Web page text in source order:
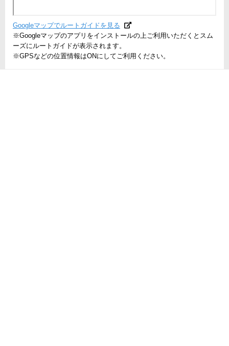
Googleマップでルートガイドを見る
※Googleマップのアプリをインストールの上ご利用いただくとスム
ーズにルートガイドが表示されます。
※GPSなどの位置情報はONにしてご利用ください。